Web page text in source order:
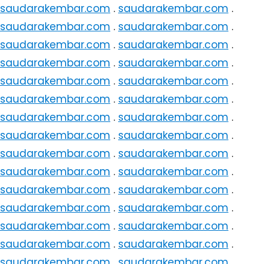
saudarakembar.com . saudarakembar.com .
saudarakembar.com . saudarakembar.com .
saudarakembar.com . saudarakembar.com .
saudarakembar.com . saudarakembar.com .
saudarakembar.com . saudarakembar.com .
saudarakembar.com . saudarakembar.com .
saudarakembar.com . saudarakembar.com .
saudarakembar.com . saudarakembar.com .
saudarakembar.com . saudarakembar.com .
saudarakembar.com . saudarakembar.com .
saudarakembar.com . saudarakembar.com .
saudarakembar.com . saudarakembar.com .
saudarakembar.com . saudarakembar.com .
saudarakembar.com . saudarakembar.com .